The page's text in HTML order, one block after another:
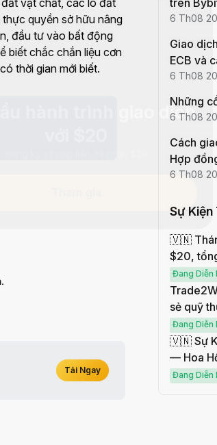
vật chất, các lô đất
quyền sở hữu nâng
đầu tư vào bất động
biết chắc chắn liệu cơn
thời gian mới biết.
Tải Ngay
trên
6 Th08
Giao
ECB và
6 Th08
Những
6 Th08
Cách
Hợp
6 Th08
Sự
🇻🇳
$20,
Đang Diễn
sẻ quỹ
Đang Diễn
🇻🇳 Sự
— Hoa
Đang Diễn
hành trình giao dịch